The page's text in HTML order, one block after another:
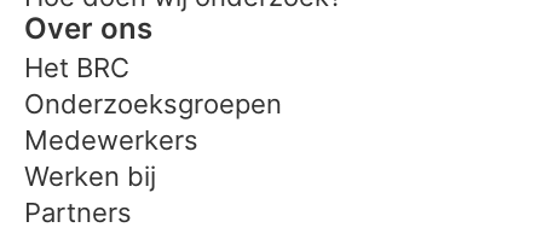
Over ons
Het BRC
Onderzoeksgroepen
Medewerkers
Werken bij
Partners